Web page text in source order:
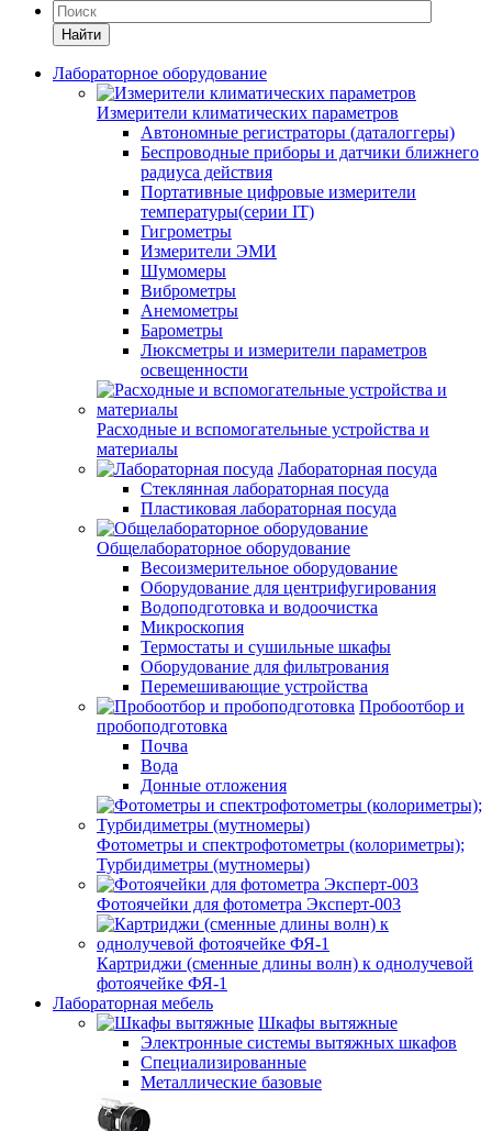
Найти
Лабораторное оборудование
Измерители климатических параметров
Автономные регистраторы (даталоггеры)
Беспроводные приборы и датчики ближнего
радиуса действия
Портативные цифровые измерители
температуры(серии IT)
Гигрометры
Измерители ЭМИ
Шумомеры
Виброметры
Анемометры
Барометры
Люксметры и измерители параметров
освещенности
Расходные и вспомогательные устройства и
материалы
Лабораторная посуда
Стеклянная лабораторная посуда
Пластиковая лабораторная посуда
Общелабораторное оборудование
Весоизмерительное оборудование
Оборудование для центрифугирования
Водоподготовка и водоочистка
Микроскопия
Термостаты и сушильные шкафы
Оборудование для фильтрования
Перемешивающие устройства
Пробоотбор и
пробоподготовка
Почва
Вода
Донные отложения
Фотометры и спектрофотометры (колориметры);
Турбидиметры (мутномеры)
Фотоячейки для фотометра Эксперт-003
Картриджи (сменные длины волн) к однолучевой
фотоячейке ФЯ-1
Лабораторная мебель
Шкафы вытяжные
Электронные системы вытяжных шкафов
Специализированные
Металлические базовые